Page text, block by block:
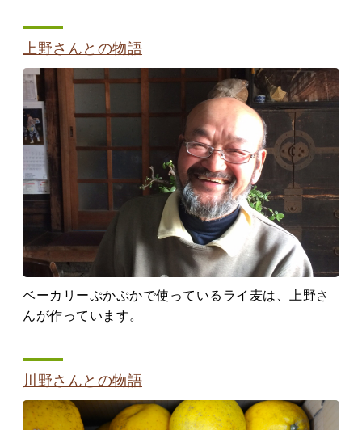
上野さんとの物語
ベーカリーぷかぷかで使っているライ麦は、上野さ
んが作っています。
川野さんとの物語